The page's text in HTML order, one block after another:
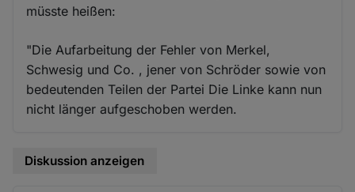
müsste heißen:
"Die Aufarbeitung der Fehler von Merkel,
Schwesig und Co. , jener von Schröder sowie von
bedeutenden Teilen der Partei Die Linke kann nun
nicht länger aufgeschoben werden.
Diskussion anzeigen